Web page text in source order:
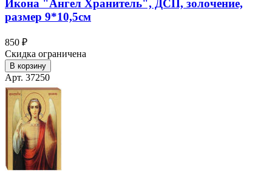
Икона "Ангел Хранитель", ДСП, золочение,
размер 9*10,5см
850 ₽
Скидка ограничена
В корзину
Арт. 37250